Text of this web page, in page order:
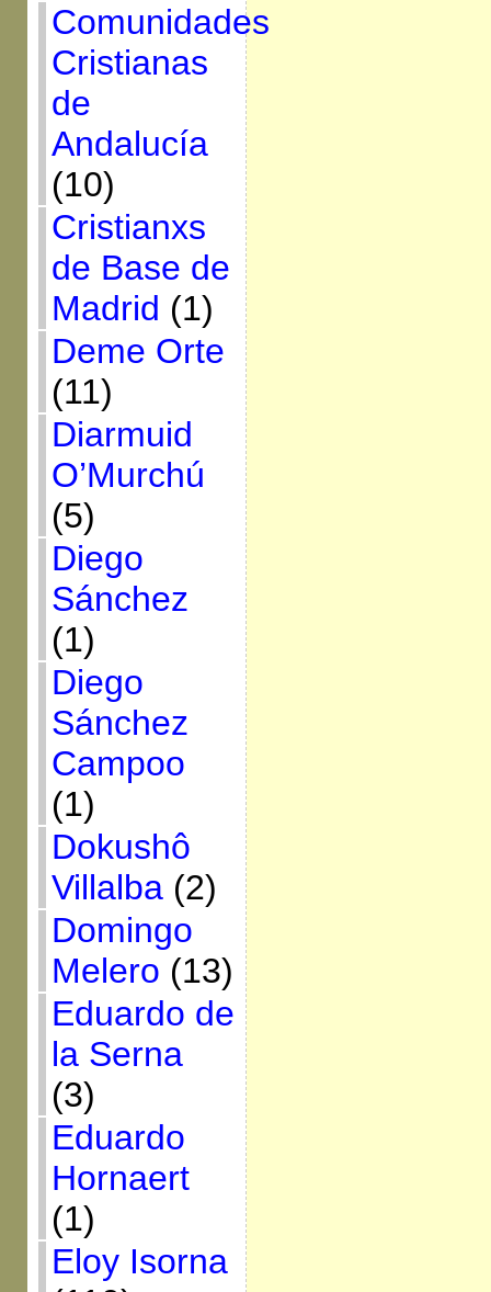
Comunidades
Cristianas
de
Andalucía
(10)
Cristianxs
de Base de
Madrid (1)
Deme Orte
(11)
Diarmuid
O’Murchú
(5)
Diego
Sánchez
(1)
Diego
Sánchez
Campoo
(1)
Dokushô
Villalba(2)
Domingo
Melero (13)
Eduardo de
la Serna
(3)
Eduardo
Hornaert
(1)
Eloy Isorna